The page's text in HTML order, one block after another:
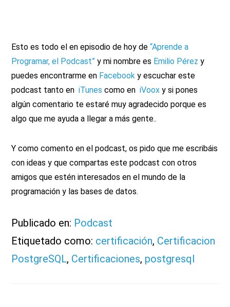
Esto es todo el en episodio de hoy de“Aprende a
Programar, el Podcast” y mi nombre es Emilio Pérez y
puedes encontrarme en Facebook y escuchar este
podcast tanto eniTunes como eniVoox y si pones
algún comentario te estaré muy agradecido porque es
algo que me ayuda a llegar a más gente..
Y como comento en el podcast, os pido que me escribáis
con ideas y que compartas este podcast con otros
amigos que estén interesados en el mundo de la
programación y las bases de datos.
Publicado en: Podcast
Etiquetado como: certificación, Certificacion
PostgreSQL, Certificaciones, postgresql